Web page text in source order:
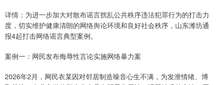
详情：为进一步加大对散布谣言扰乱公共秩序违法犯罪行为的打击力
度，切实维护健康清朗的网络舆论环境和良好社会秩序，山东潍坊通
报4起打击网络谣言典型案例。
案例一：网民发布侮辱性言论实施网络暴力案
2026年2月，网民衣某因对邻居制造噪音心生不满，为发泄情绪、博